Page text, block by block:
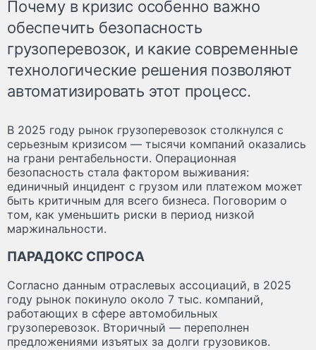
Почему в кризис особенно важно
обеспечить безопасность
грузоперевозок, и какие современные
технологические решения позволяют
автоматизировать этот процесс.
В 2025 году рынок грузоперевозок столкнулся с
серьезным кризисом — тысячи компаний оказались
на грани рентабельности. Операционная
безопасность стала фактором выживания:
единичный инцидент с грузом или платежом может
быть критичным для всего бизнеса. Поговорим о
том, как уменьшить риски в период низкой
маржинальности.
ПАРАДОКС СПРОСА
Согласно данным отраслевых ассоциаций, в 2025
году рынок покинуло около 7 тыс. компаний,
работающих в сфере автомобильных
грузоперевозок. Вторичный — переполнен
предложениями изъятых за долги грузовиков.